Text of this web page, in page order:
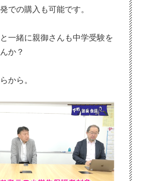
での購入も可能です。
一緒に親御さんも中学受験を
か？
から。